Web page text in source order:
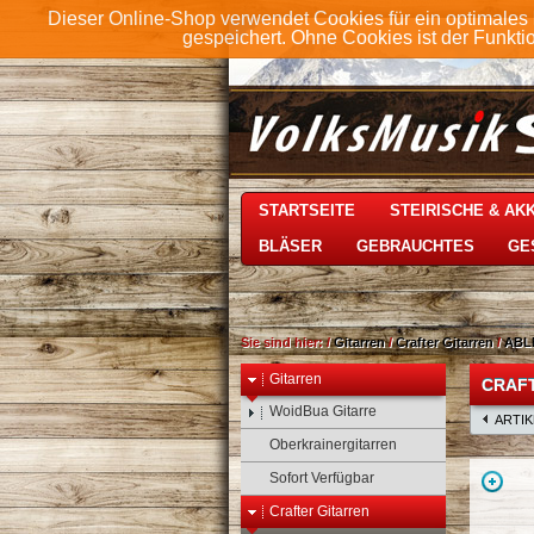
Dieser Online-Shop verwendet Cookies für ein
gespeichert. Ohne Cookies ist der
STARTSEITE STEIRISCHE &
BLÄSER GEBRAUCHTES
Sie sind hier:/Gitarren/Crafter Gitarren/
Gitarren
WoidBua Gitarre
Oberkrainergitarren
Sofort Verfügbar
Crafter Gitarren